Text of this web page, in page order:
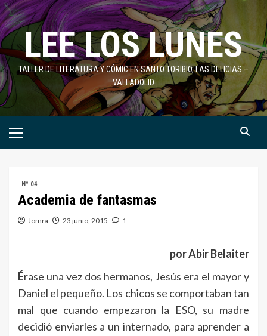
Saltar
al
contenidoLEE LOS LUNES
TALLER DE LITERATURA Y CÓMIC EN SANTO TORIBIO, LAS DELICIAS –
VALLADOLID
Menú
Nº 04
Academia de fantasmas
Jomra 23 junio, 2015 1
por Abir Belaiter
Érase una vez dos hermanos, Jesús era el mayor y
Daniel el pequeño. Los chicos se comportaban tan
mal que cuando empezaron la ESO, su madre
decidió enviarles a un internado, para aprender a